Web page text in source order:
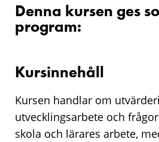
Denna kursen ges
program:
Kursinnehåll
Kursen handlar om
utvecklingsarbete och
skola och lärares arbete,